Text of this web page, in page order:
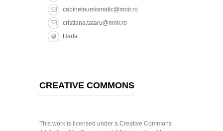
cabinetnumismatic@mnir.ro
cristiana.tataru@mnir.ro
Harta
CREATIVE COMMONS
This work is licensed under a Creative Commons